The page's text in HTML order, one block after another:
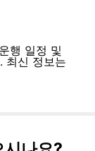
행 일정 및
최신 정보는